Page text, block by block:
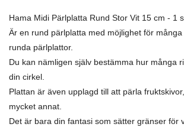
Hama Midi Pärlplatta Rund Stor Vit 15 cm - 1
Är en rund pärlplatta med möjlighet för
runda pärlplattor.
Du kan nämligen själv bestämma hur många
din cirkel.
Plattan är även upplagd till att pärla
mycket annat.
Det är bara din fantasi som sätter gränser för